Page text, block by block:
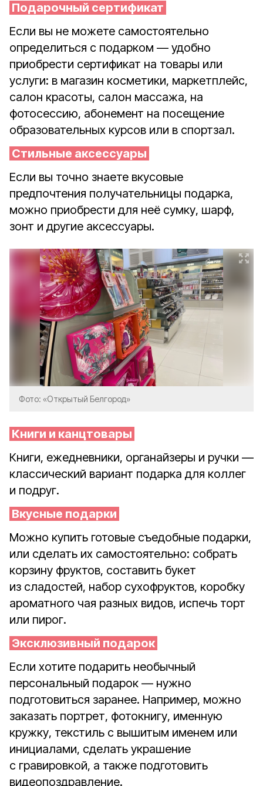
Подарочный сертификат
Если вы не можете самостоятельно
определиться с подарком — удобно
приобрести сертификат на товары или
услуги: в магазин косметики, маркетплейс,
салон красоты, салон массажа, на
фотосессию, абонемент на посещение
образовательных курсов или в спортзал.
Стильные аксессуары
Если вы точно знаете вкусовые
предпочтения получательницы подарка,
можно приобрести для неё сумку, шарф,
зонт и другие аксессуары.
Фото: «Открытый Белгород»
Книги и канцтовары
Книги, ежедневники, органайзеры и ручки —
классический вариант подарка для коллег
и подруг.
Вкусные подарки
Можно купить готовые съедобные подарки,
или сделать их самостоятельно: собрать
корзину фруктов, составить букет
из сладостей, набор сухофруктов, коробку
ароматного чая разных видов, испечь торт
или пирог.
Эксклюзивный подарок
Если хотите подарить необычный
персональный подарок — нужно
подготовиться заранее. Например, можно
заказать портрет, фотокнигу, именную
кружку, текстиль с вышитым именем или
инициалами, сделать украшение
с гравировкой, а также подготовить
видеопоздравление.